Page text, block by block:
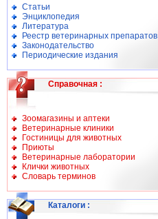
Статьи
Энциклопедия
Литература
Реестр ветеринарных препаратов
Законодательство
Периодические издания
Справочная :
Зоомагазины и аптеки
Ветеринарные клиники
Гостиницы для животных
Приюты
Ветеринарные лаборатории
Клички животных
Словарь терминов
Каталоги :